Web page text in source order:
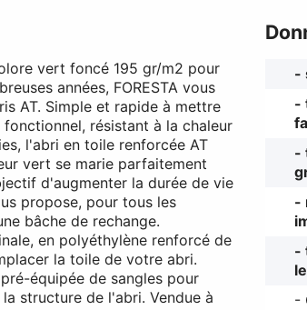
vert foncé 195 gr/m2 pour
années, FORESTA vous
AT. Simple et rapide à mettre
résistant à la chaleur
l'abri en toile renforcée AT
vert se marie parfaitement
d'augmenter la durée de vie
propose, pour tous les
bâche de rechange.
en polyéthylène renforcé de
la toile de votre abri.
équipée de sangles pour
structure de l'abri. Vendue à
-
-
-
-
-
-